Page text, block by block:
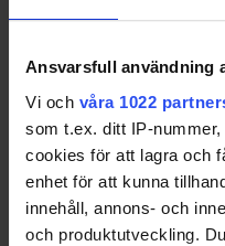
Ansvarsfull användning
Vi och våra 1022
som t.ex. ditt IP-
cookies för att lagra och
enhet för att kunna
innehåll, annons- och
och produktutveckling.
Niklas
Tel:
Alt tel: